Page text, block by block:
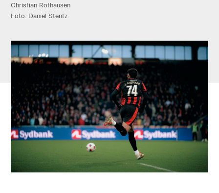
Christian Rothausen
Foto: Daniel Stentz